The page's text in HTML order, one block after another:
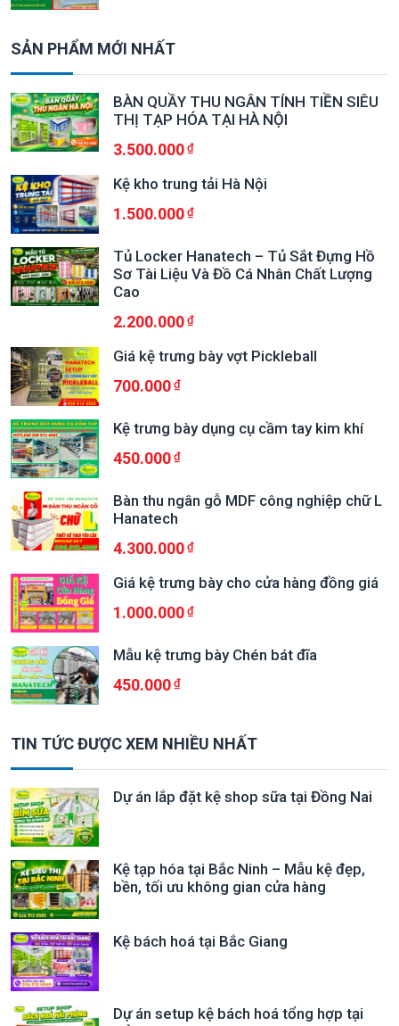
SẢN PHẨM MỚI NHẤT
BÀN QUẦY THU NGÂN TÍNH TIỀN SIÊU
THỊ TẠP HÓA TẠI HÀ NỘI
3.500.000
Kệ kho trung tải Hà Nội
1.500.000
Tủ Locker Hanatech – Tủ Sắt Đựng Hồ
Sơ Tài Liệu Và Đồ Cá Nhân Chất Lượng
Cao
2.200.000
Giá kệ trưng bày vợt Pickleball
700.000
Kệ trưng bày dụng cụ cầm tay kim khí
450.000
Bàn thu ngân gỗ MDF công nghiệp chữ L
Hanatech
4.300.000
Giá kệ trưng bày cho cửa hàng đồng giá
1.000.000
Mẫu kệ trưng bày Chén bát đĩa
450.000
TIN TỨC ĐƯỢC XEM NHIỀU NHẤT
Dự án lắp đặt kệ shop sữa tại Đồng Nai
Kệ tạp hóa tại Bắc Ninh – Mẫu kệ đẹp,
bền, tối ưu không gian cửa hàng
Kệ bách hoá tại Bắc Giang
Dự án setup kệ bách hoá tổng hợp tại